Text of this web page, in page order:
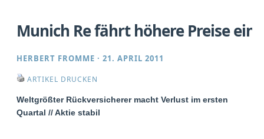
Munich Re fährt höhere Preise ein
HERBERT FROMME ·21. APRIL 2011
ARTIKEL DRUCKEN
Weltgrößter Rückversicherer macht Verlust im ersten
Quartal // Aktie stabil